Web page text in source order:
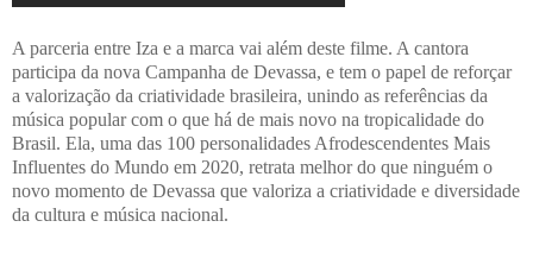
A parceria entre Iza e a marca vai além deste filme. A cantora
participa da nova Campanha de Devassa, e tem o papel de reforçar
a valorização da criatividade brasileir​a, unindo as referências da
música popular com o que há de mais novo na tropicalidade do
Brasil. Ela, uma das 100 personalidades Afrodescendentes Mais
Influentes do Mundo em 2020, retrata melhor do que ninguém o
novo momento de Devassa que valoriza a criatividade e diversidade
da cultura e música nacional.